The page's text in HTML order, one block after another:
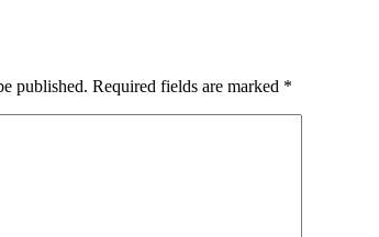
published. Required fields are marked *